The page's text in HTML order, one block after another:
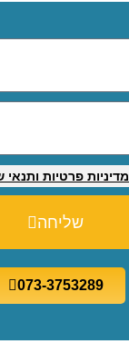
מדיניות פרטיות ותנאי
שליחה
073-3753289